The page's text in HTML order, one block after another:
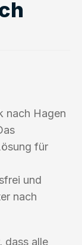
nach Hagen
für
und
nach
dass alle